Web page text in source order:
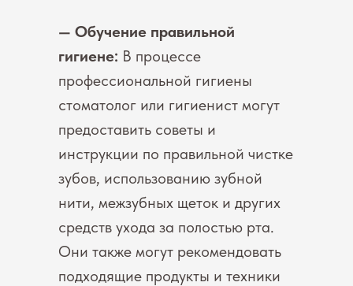
— Обучение правильной
гигиене: В процессе
профессиональной гигиены
стоматолог или гигиенист могут
предоставить советы и
инструкции по правильной чистке
зубов, использованию зубной
нити, межзубных щеток и других
средств ухода за полостью рта.
Они также могут рекомендовать
подходящие продукты и техники